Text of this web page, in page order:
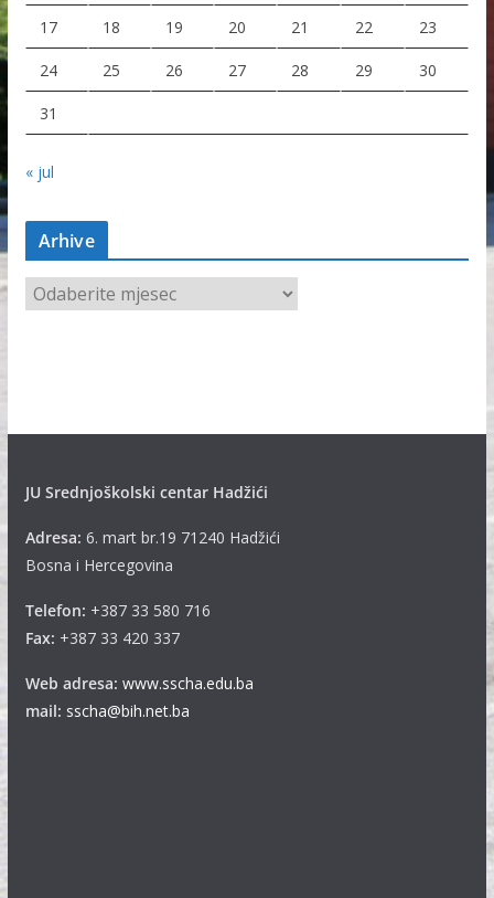
17 18 19 20 21 22 23
24 25 26 27 28 29 30
31
« jul
Arhive
A
r
JU Srednjoškolski centar Hadžići
Adresa: 6. mart br.19 71240 Hadžići
Bosna i Hercegovina
Telefon: +387 33 580 716
Fax: +387 33 420 337
Web adresa: www.sscha.edu.ba
mail: sscha@bih.net.ba